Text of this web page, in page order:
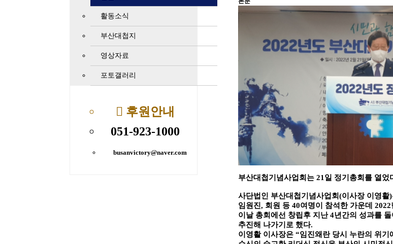
활동소식
부산대첩지
영상자료
포토갤러리
후원안내
051-923-1000
busanvictory@naver.com
부산대첩기념사업회는 21 일 정기총회를 열었
사단법인 부산대첩기념사업회(이사장 이영활)
임원진, 회원 등 40여명이 참석한 가운데 2022
이날 총회에선 창립후 지난4년간의 성과를 돌
추진해 나가기로 했다.
이영활 이사장은 “임진왜란 당시 누란의 위